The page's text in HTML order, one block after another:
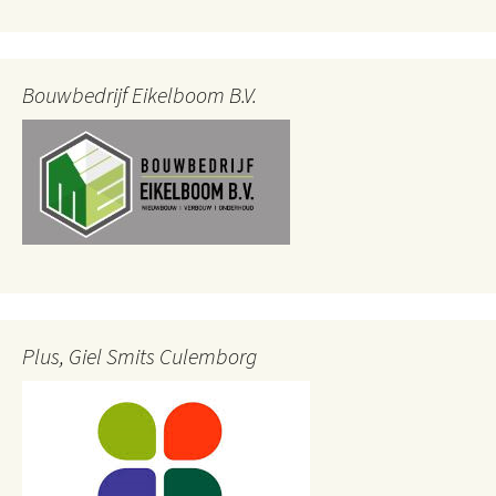
Bouwbedrijf Eikelboom B.V.
Plus, Giel Smits Culemborg